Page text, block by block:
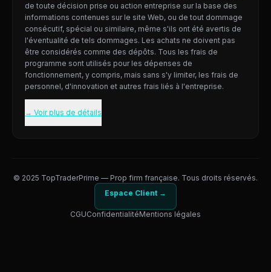
de toute décision prise ou action entreprise sur la base des
informations contenues sur le site Web, ou de tout dommage
consécutif, spécial ou similaire, même s'ils ont été avertis de
l'éventualité de tels dommages. Les achats ne doivent pas
être considérés comme des dépôts. Tous les frais de
programme sont utilisés pour les dépenses de
fonctionnement, y compris, mais sans s'y limiter, les frais de
personnel, d'innovation et autres frais liés à l'entreprise.
→ Voir plus de détails
© 2025 TopTraderPrime — Prop firm française. Tous droits réservés.
Espace Client →
CGUConfidentialitéMentions légales